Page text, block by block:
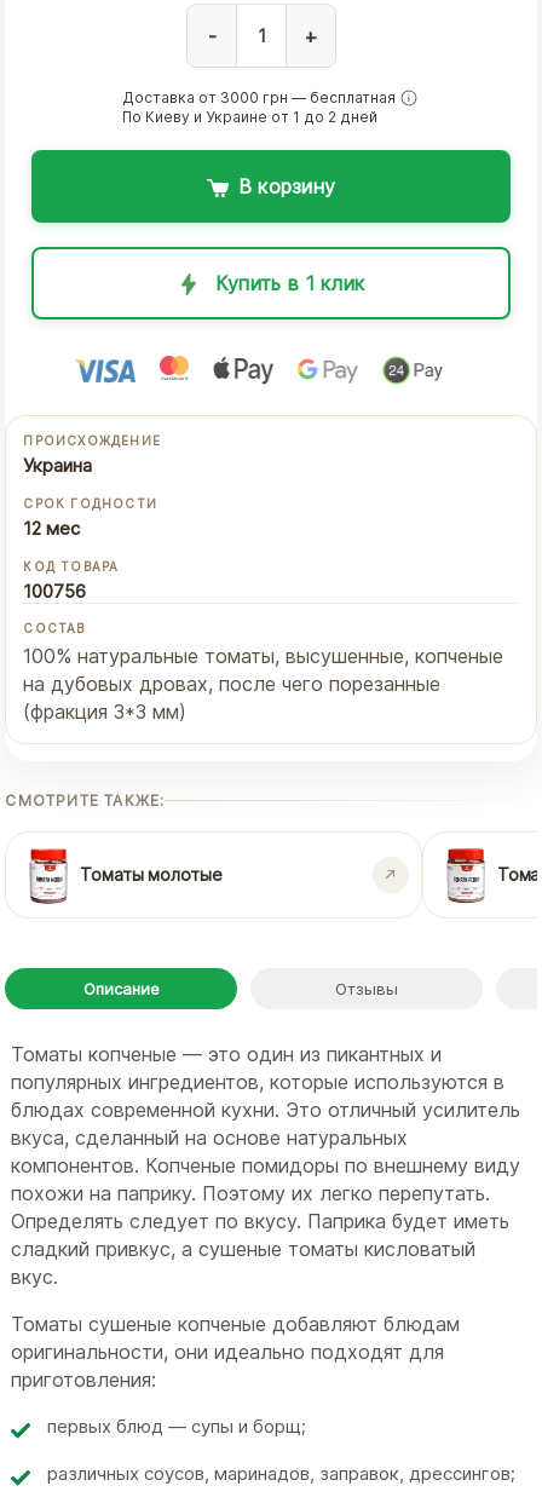
- +
Доставка от 3000 грн — бесплатная
По Киеву и Украине от 1 до 2 дней
В корзину
Купить в 1 клик
ПРОИСХОЖДЕНИЕ
Украина
СРОК ГОДНОСТИ
12 мес
КОД ТОВАРА
100756
СОСТАВ
100% натуральные томаты, высушенные, копченые
на дубовых дровах, после чего порезанные
(фракция 3*3 мм)
СМОТРИТЕ ТАКЖЕ:
Томаты молотые
Описание Отзывы
Томаты копченые — это один из пикантных и
популярных ингредиентов, которые используются в
блюдах современной кухни. Это отличный усилитель
вкуса, сделанный на основе натуральных
компонентов. Копченые помидоры по внешнему виду
похожи на паприку. Поэтому их легко перепутать.
Определять следует по вкусу. Паприка будет иметь
сладкий привкус, а сушеные томаты кисловатый
вкус.
Томаты сушеные копченые добавляют блюдам
оригинальности, они идеально подходят для
приготовления:
первых блюд — супы и борщ;
различных соусов, маринадов, заправок, дрессингов;